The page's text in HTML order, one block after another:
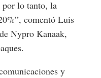
por lo tanto, la
comentó Luis
Nypro Kanaak,
y